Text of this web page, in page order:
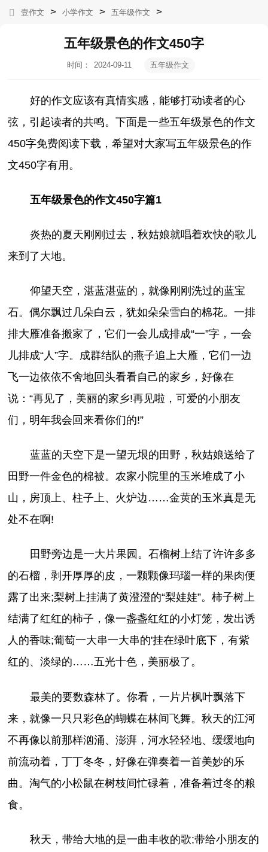
壹作文 > 小学作文 > 五年级作文 >
五年级景色的作文450字
时间：
2024-09-11
五年级作文
好的作文应该有真情实感，能够打动读者的心
弦，引起读者的共鸣。下面是一些五年级景色的作文
450字免费阅读下载，希望对大家写五年级景色的作
文450字有用。
五年级景色的作文450字篇1
炎热的夏天刚刚过去，秋姑娘就唱着欢快的歌儿
来到了大地。
仰望天空，湛蓝湛蓝的，就像刚刚洗过的蓝宝
石。偶尔飘过几朵白云，犹如朵朵雪白的棉花。一排
排大雁准备搬家了，它们一会儿成排成“一”字，一会
儿排成“人”字。成群结队的燕子追上大雁，它们一边
飞一边依依不舍地回头看看自己的家乡，好像在
说：“再见了，美丽的家乡!再见啦，可爱的小朋友
们，明年我会回来看你们的!”
蓝蓝的天空下是一望无垠的田野，秋姑娘送给了
田野一件金色的棉被。农家小院里的玉米堆成了小
山，房顶上、柱子上、火炉边……金黄的玉米真是无
处不在啊!
田野旁边是一大片果园。石榴树上结了许许多多
的石榴，剥开厚厚的皮，一颗颗像玛瑙一样的果肉便
露了出来;梨树上挂满了黄澄澄的“梨娃娃”。柿子树上
结满了红红的柿子，像一盏盏红红的小灯笼，发出诱
人的香味;葡萄一大串一大串的'挂在绿叶底下，有紫
红的、淡绿的……五光十色，美丽极了。
最美的要数森林了。你看，一片片枫叶飘落下
来，就像一只只彩色的蝴蝶在林间飞舞。秋天的江河
不再像以前那样汹涌、澎湃，河水轻轻地、缓缓地向
前流动着，丁丁冬冬，好像在弹奏着一首美妙的乐
曲。淘气的小松鼠在树枝间忙碌着，准备着过冬的粮
食。
秋天，带给大地的是一曲丰收的歌;带给小朋友的